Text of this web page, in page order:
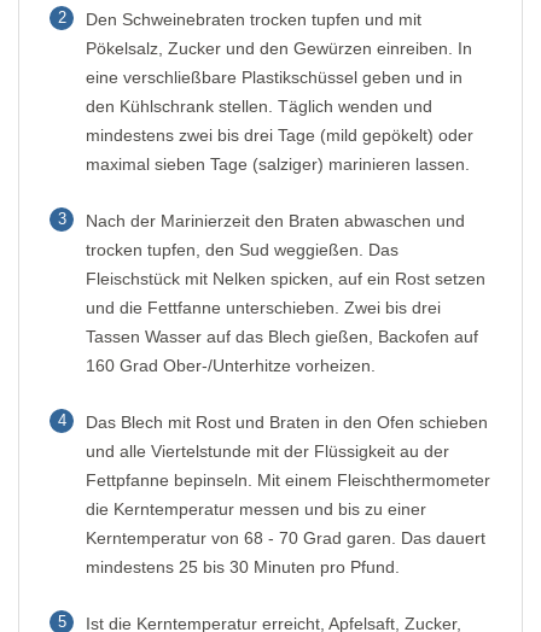
2
Den Schweinebraten trocken tupfen und mit
Pökelsalz, Zucker und den Gewürzen einreiben. In
eine verschließbare Plastikschüssel geben und in
den Kühlschrank stellen. Täglich wenden und
mindestens zwei bis drei Tage (mild gepökelt) oder
maximal sieben Tage (salziger) marinieren lassen.
3
Nach der Marinierzeit den Braten abwaschen und
trocken tupfen, den Sud weggießen. Das
Fleischstück mit Nelken spicken, auf ein Rost setzen
und die Fettfanne unterschieben. Zwei bis drei
Tassen Wasser auf das Blech gießen, Backofen auf
160 Grad Ober-/Unterhitze vorheizen.
4
Das Blech mit Rost und Braten in den Ofen schieben
und alle Viertelstunde mit der Flüssigkeit au der
Fettpfanne bepinseln. Mit einem Fleischthermometer
die Kerntemperatur messen und bis zu einer
Kerntemperatur von 68 - 70 Grad garen. Das dauert
mindestens 25 bis 30 Minuten pro Pfund.
5
Ist die Kerntemperatur erreicht, Apfelsaft, Zucker,